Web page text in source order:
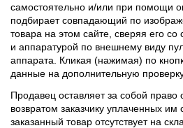
самостоятельно и/или при помощи
подбирает совпадающий по
товара на этом сайте, сверяя его
и аппаратурой по внешнему виду
аппарата. Кликая (нажимая) по
данные на дополнительную
Продавец оставляет за собой
возвратом заказчику уплаченных им
заказанный товар отсутствует на